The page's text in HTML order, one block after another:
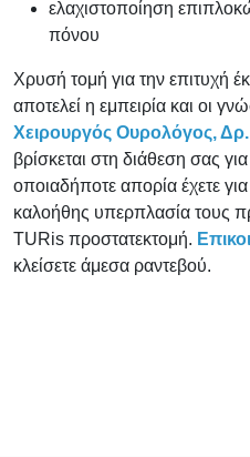
ελαχιστοποίηση
πόνου
Χρυσή τομή για την επιτυχή
αποτελεί η εμπειρία και οι
Χειρουργός Ουρολόγος,
βρίσκεται στη διάθεση σας
οποιαδήποτε απορία έχετε
καλοήθης υπερπλασία τους
TURis προστατεκτομή.
κλείσετε άμεσα ραντεβού.